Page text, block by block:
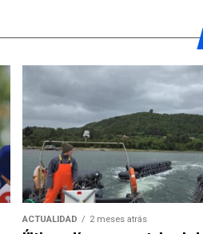
ACTUALIDAD 2 meses atrás